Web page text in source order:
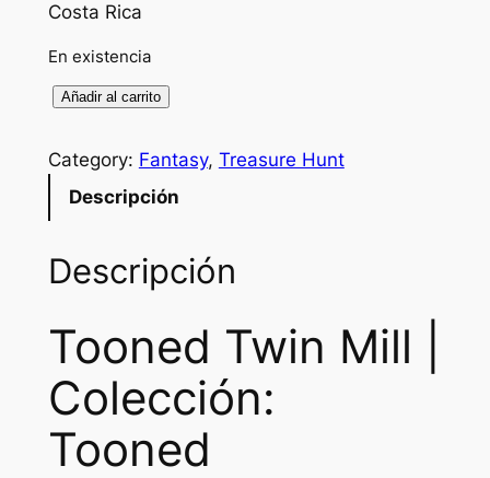
Costa Rica
En existencia
o
i
M
l
Añadir al carrito
Category: Fantasy, Treasure Hunt
Descripción
Descripción
Tooned Twin Mill |
Colección:
Tooned